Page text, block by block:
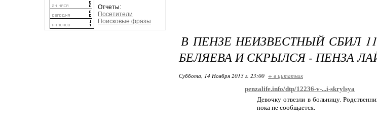
Отчеты:
Посетители
Поисковые фразы
В ПЕНЗЕ НЕИЗВЕСТНЫЙ СБИЛ
БЕЛЯЕВА И СКРЫЛСЯ - ПЕНЗА
Суббота, 14 Ноября 2015 г. 23:00 + в цитатник
penzalife.info/dtp/12236-v-...i-skrylsya
Девочку отвезли в больницу.
пока не сообщается.